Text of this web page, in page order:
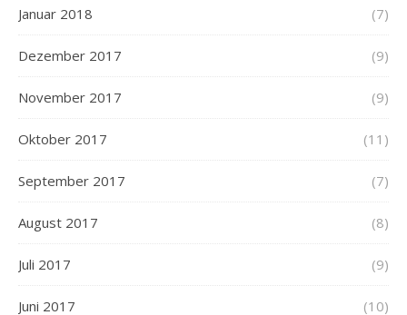
Januar 2018 (7)
Dezember 2017 (9)
November 2017 (9)
Oktober 2017 (11)
September 2017 (7)
August 2017 (8)
Juli 2017 (9)
Juni 2017 (10)